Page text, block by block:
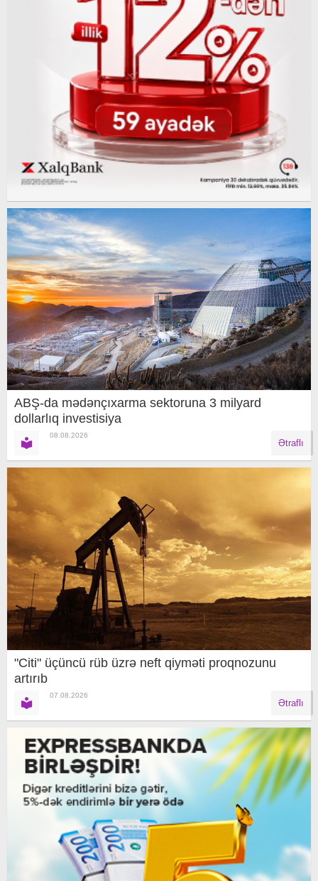
ABŞ-da mədənçıxarma sektoruna 3 milyard
dollarlıq investisiya
08.08.2026
Ətraflı
"Citi" üçüncü rüb üzrə neft qiyməti proqnozunu
artırıb
07.08.2026
Ətraflı